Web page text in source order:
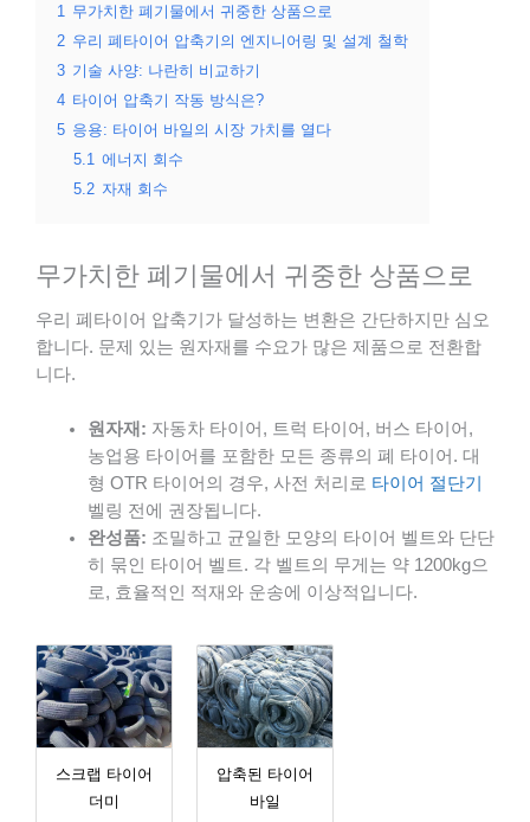
1
무가치한 폐기물에서 귀중한 상품으로
2 우리 폐타이어 압축기의 엔지니어링 및 설계 철학
3 기술 사양: 나란히 비교하기
4 타이어 압축기 작동 방식은?
5 응용: 타이어 바일의 시장 가치를 열다
5.1 에너지 회수
5.2 자재 회수
무가치한 폐기물에서 귀중한 상품으로
우리 폐타이어 압축기가 달성하는 변환은 간단하지만 심오
합니다. 문제 있는 원자재를 수요가 많은 제품으로 전환합
니다.
원자재: 자동차 타이어, 트럭 타이어, 버스 타이어,
농업용 타이어를 포함한 모든 종류의 폐 타이어. 대
형 OTR 타이어의 경우, 사전 처리로 타이어 절단기
벨링 전에 권장됩니다.
완성품: 조밀하고 균일한 모양의 타이어 벨트와 단단
히 묶인 타이어 벨트. 각 벨트의 무게는 약 1200kg으
로, 효율적인 적재와 운송에 이상적입니다.
스크랩 타이어
더미
압축된 타이어
바일